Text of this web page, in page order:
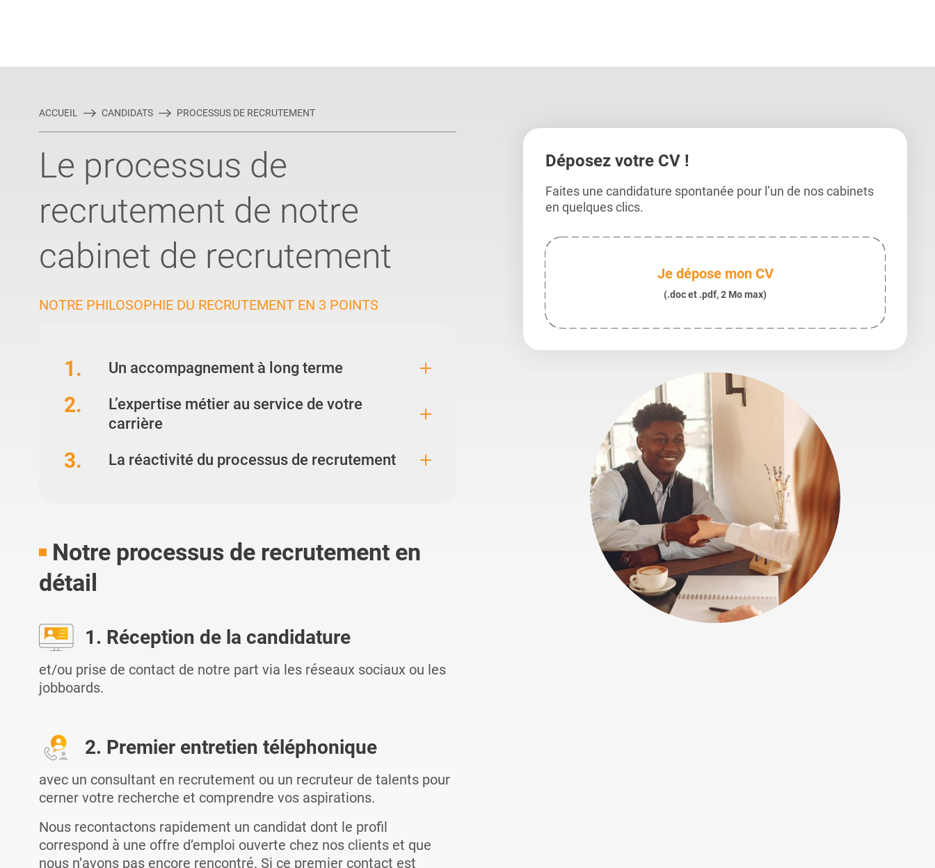
ACCUEIL CANDIDATS PROCESSUS DE RECRUTEMENT
Le processus de
recrutement de notre
cabinet de recrutement
NOTRE PHILOSOPHIE DU RECRUTEMENT EN 3 POINTS
1. Un accompagnement à long terme
2.
L’expertise métier au service de votre
carrière
3. La réactivité du processus de recrutement
Notre processus de recrutement en
détail
1. Réception de la candidature
et/ou prise de contact de notre part via les réseaux sociaux ou les
jobboards.
2. Premier entretien téléphonique
avec un consultant en recrutement ou un recruteur de talents pour
cerner votre recherche et comprendre vos aspirations.
Nous recontactons rapidement un candidat dont le profil
correspond à une offre d’emploi ouverte chez nos clients et que
nous n’avons pas encore rencontré. Si ce premier contact est
Déposez votre CV !
Faites une candidature spontanée pour l’un de nos cabinets
en quelques clics.
Je dépose mon CV
(.doc et .pdf, 2 Mo max)